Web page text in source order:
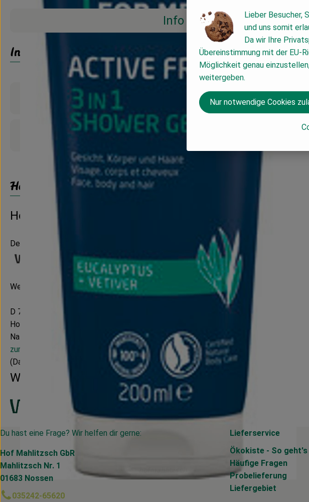
Info
Info
Produktinformationen
Produktdatenblatt
Herkunft
Hersteller: Weleda
Deutschland
Weleda AG
D 73525 Schwäbisch Gmünd
Hochwertige Naturpflegeprodukte für Gesicht, Körper & Haar.
Natürlich wirksame anthroposophische Arzneimittel.
zur WebSite
(Daten von Ecoinform)
Weleda
Du hast eine Frage? Wir helfen dir gerne:
Hof Mahlitzsch GbR
Mahlitzsch Nr. 1
01683 Nossen
035242-65620
Lieferservice
Ökokiste - So geht's
Häufige Fragen
Probelieferung
Liefergebiet
Lieber Besucher,
und uns somit
Da wir Ihre
Übereinstimmung mit der EU-
Möglichkeit genau
weitergeben.
Nur notwendige Cookies